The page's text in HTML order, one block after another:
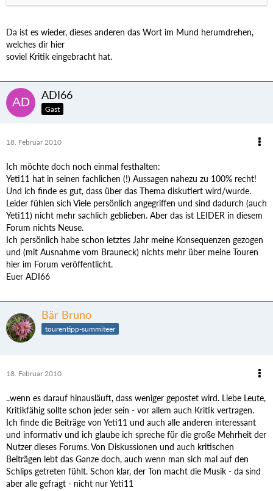
Da ist es wieder, dieses anderen das Wort im Mund herumdrehen,
welches dir hier
soviel Kritik eingebracht hat.
ADI66
Gast
18. Februar 2010
Ich möchte doch noch einmal festhalten:
Yeti11 hat in seinen fachlichen (!) Aussagen nahezu zu 100% recht!
Und ich finde es gut, dass über das Thema diskutiert wird/wurde.
Leider fühlen sich Viele persönlich angegriffen und sind dadurch (auch
Yeti11) nicht mehr sachlich geblieben. Aber das ist LEIDER in diesem
Forum nichts Neuse.
Ich persönlich habe schon letztes Jahr meine Konsequenzen gezogen
und (mit Ausnahme vom Brauneck) nichts mehr über meine Touren
hier im Forum veröffentlicht.
Euer ADI66
Bär Bruno
tourentipp-summiteer
18. Februar 2010
..wenn es darauf hinausläuft, dass weniger gepostet wird. Liebe Leute,
Kritikfähig sollte schon jeder sein - vor allem auch Kritik vertragen.
Ich finde die Beiträge von Yeti11 und auch alle anderen interessant
und informativ und ich glaube ich spreche für die große Mehrheit der
Nutzer dieses Forums. Von Diskussionen und auch kritischen
Beiträgen lebt das Ganze doch, auch wenn man sich mal auf den
Schlips getreten fühlt. Schon klar, der Ton macht die Musik - da sind
aber alle gefragt - nicht nur Yeti11